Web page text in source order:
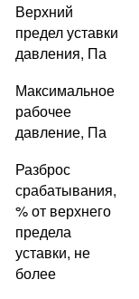
Верхний
предел уставки
давления, Па
Максимальное
рабочее
давление, Па
Разброс
срабатывания,
% от верхнего
предела
уставки, не
более